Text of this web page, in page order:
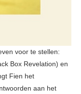
voor te stellen:
Box Revelation) en
Fien het
aan het